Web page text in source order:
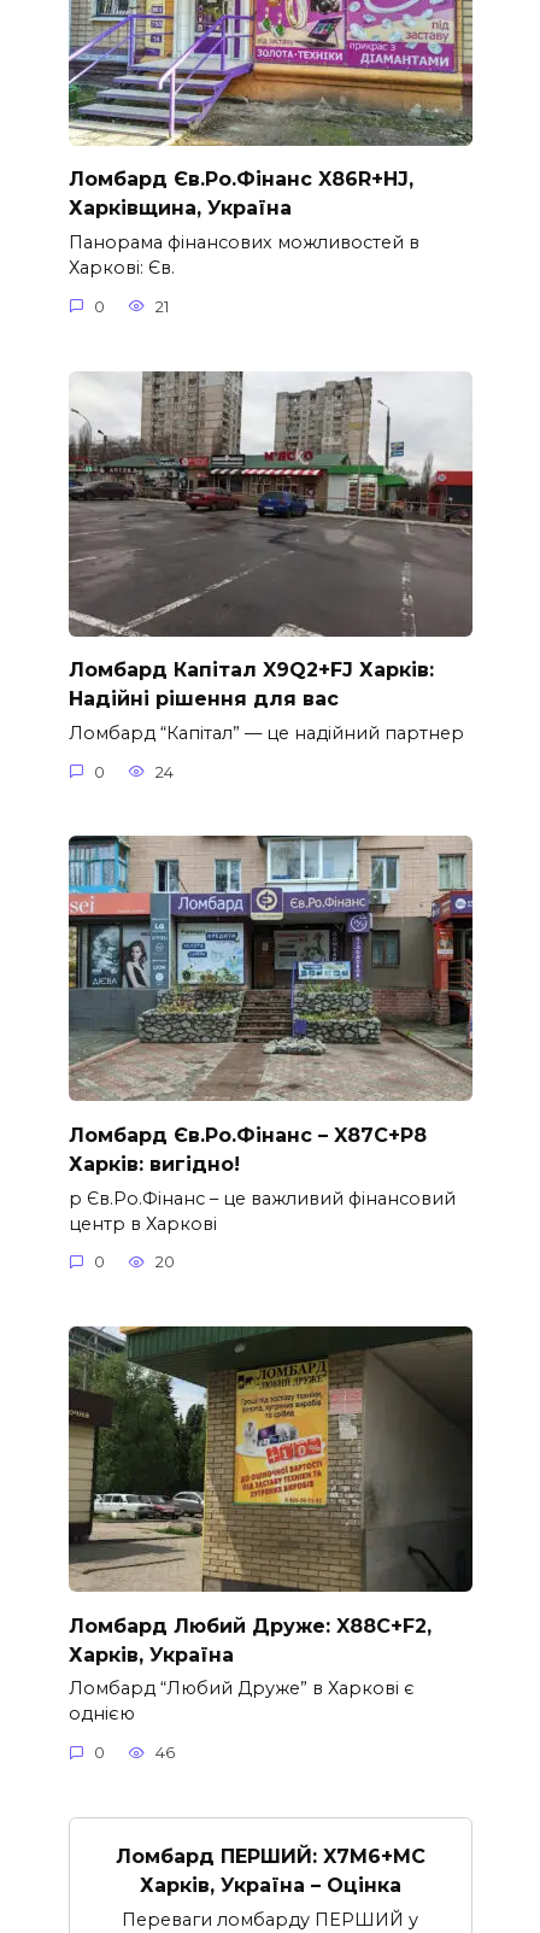
Ломбард Єв.Ро.Фінанс X86R+HJ,
Харківщина, Україна
Панорама фінансових можливостей в
Харкові: Єв.
0 21
Ломбард Капітал X9Q2+FJ Харків:
Надійні рішення для вас
Ломбард “Капітал” — це надійний партнер
0 24
Ломбард Єв.Ро.Фінанс – X87C+P8
Харків: вигідно!
p Єв.Ро.Фінанс – це важливий фінансовий
центр в Харкові
0 20
Ломбард Любий Друже: X88C+F2,
Харків, Україна
Ломбард “Любий Друже” в Харкові є
однією
0 46
Ломбард ПЕРШИЙ: X7M6+MC
Харків, Україна – Оцінка
Переваги ломбарду ПЕРШИЙ у